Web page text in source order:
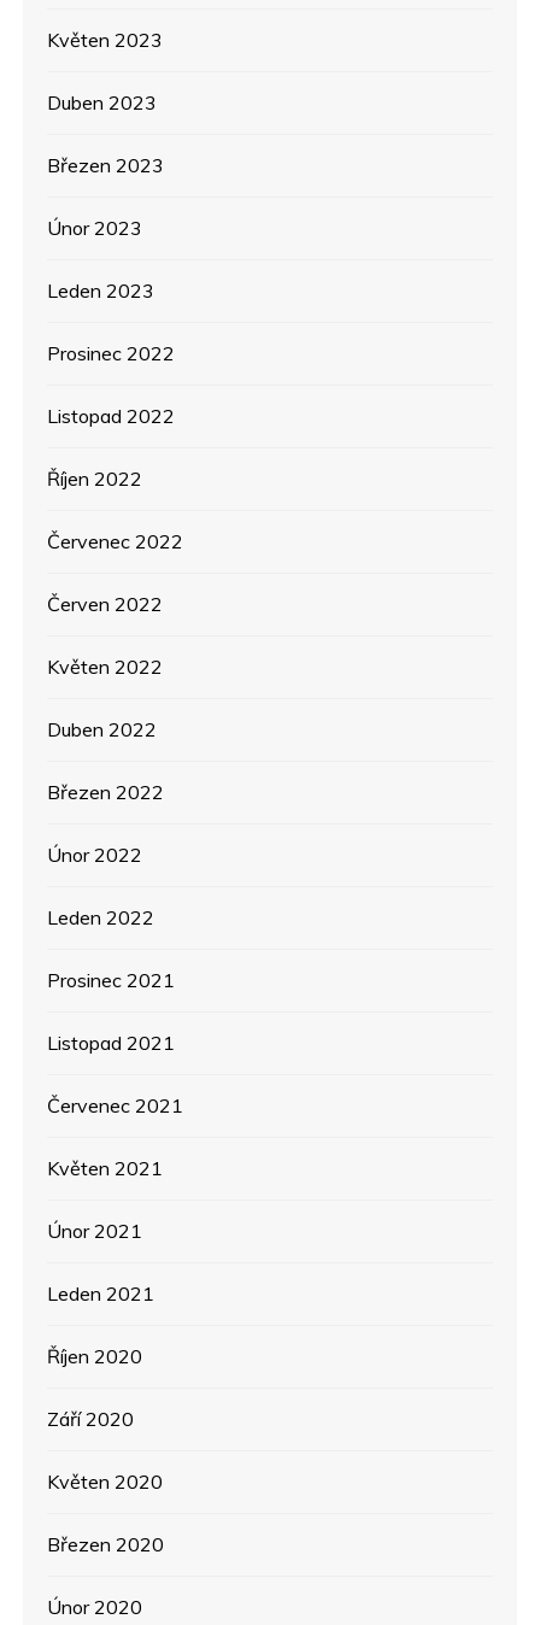
Květen 2023
Duben 2023
Březen 2023
Únor 2023
Leden 2023
Prosinec 2022
Listopad 2022
Říjen 2022
Červenec 2022
Červen 2022
Květen 2022
Duben 2022
Březen 2022
Únor 2022
Leden 2022
Prosinec 2021
Listopad 2021
Červenec 2021
Květen 2021
Únor 2021
Leden 2021
Říjen 2020
Září 2020
Květen 2020
Březen 2020
Únor 2020